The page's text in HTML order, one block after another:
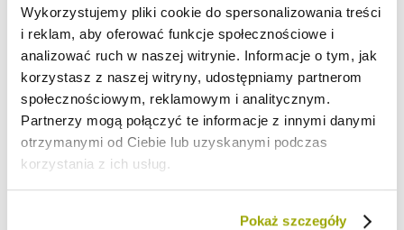
Wykorzystujemy pliki cookie do spersonalizowania treści
i reklam, aby oferować funkcje społecznościowe i
analizować ruch w naszej witrynie. Informacje o tym, jak
korzystasz z naszej witryny, udostępniamy partnerom
społecznościowym, reklamowym i analitycznym.
Partnerzy mogą połączyć te informacje z innymi danymi
otrzymanymi od Ciebie lub uzyskanymi podczas
korzystania z ich usług.
Pokaż szczegóły
polej nim placki. Poczuj smak prawdziwej czarnej porzeczki w każdym
Twojej rodziny!
Składniki Ekologiczny sok z czarnej porzeczki NFC 100 %.
Produkt pasteryzowany
Kraj pochodzenia: